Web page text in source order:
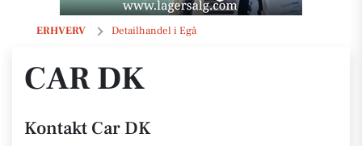
ERHVERV Detailhandel i Egå
Car DK
CAR DK
Kontakt Car DK